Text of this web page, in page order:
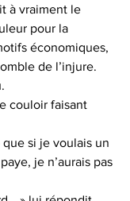
à vraiment le
pour la
économiques,
de l’injure.
couloir faisant
que si je voulais un
je n’aurais pas